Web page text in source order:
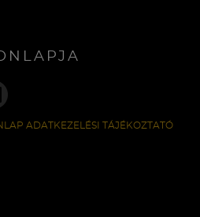
ADATKEZELÉSI TÁJÉKOZTATÓ